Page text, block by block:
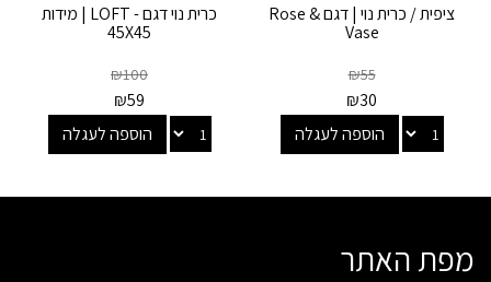
ציפית / כרית נוי | דגם Rose &
Vase
₪55
₪30
הוספה לעגלה
כרית נוי דגם - LOFT | מידות
45X45
₪100
₪59
הוספה לעגלה
מפת האתר